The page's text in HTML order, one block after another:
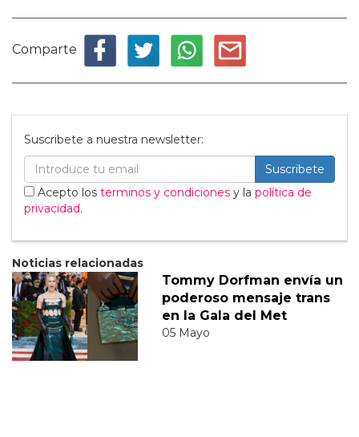
Comparte
Suscribete a nuestra newsletter:
Suscribete
Acepto los terminos y condiciones y la política de
privacidad.
Noticias relacionadas
Tommy Dorfman envía un
poderoso mensaje trans
en la Gala del Met
05 Mayo